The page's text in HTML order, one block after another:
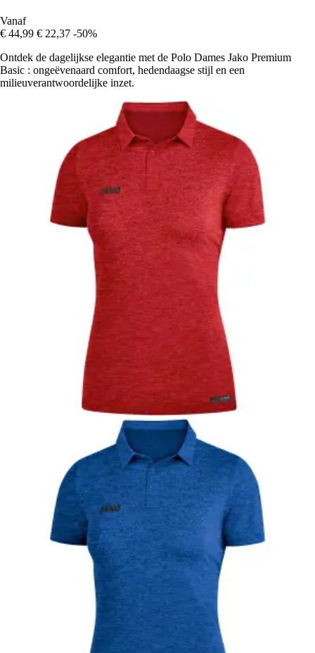
Vanaf
€ 44,99 € 22,37 -50%
Ontdek de dagelijkse elegantie met de Polo Dames Jako Premium
Basic : ongeëvenaard comfort, hedendaagse stijl en een
milieuverantwoordelijke inzet.